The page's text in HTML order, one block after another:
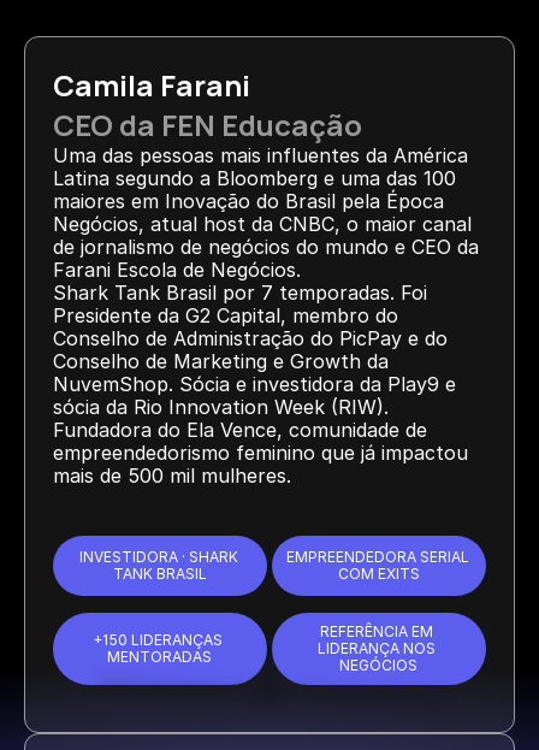
Camila Farani
CEO da FEN Educação
Uma das pessoas mais influentes da América
Latina segundo a Bloomberg e uma das 100
maiores em Inovação do Brasil pela Época
Negócios, atual host da CNBC, o maior canal
de jornalismo de negócios do mundo e CEO da
Farani Escola de Negócios.
Shark Tank Brasil por 7 temporadas. Foi
Presidente da G2 Capital, membro do
Conselho de Administração do PicPay e do
Conselho de Marketing e Growth da
NuvemShop. Sócia e investidora da Play9 e
sócia da Rio Innovation Week (RIW).
Fundadora do Ela Vence, comunidade de
empreendedorismo feminino que já impactou
mais de 500 mil mulheres.
INVESTIDORA · SHARK
TANK BRASIL
EMPREENDEDORA SERIAL
COM EXITS
+150 LIDERANÇAS
MENTORADAS
REFERÊNCIA EM
LIDERANÇA NOS
NEGÓCIOS